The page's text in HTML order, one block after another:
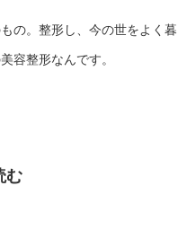
の。整形し、今の世をよく
容整形なんです。
む